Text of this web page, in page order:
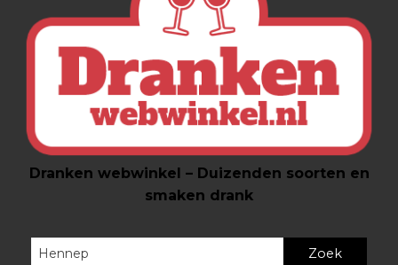
Dranken webwinkel – Duizenden soorten en
smaken drank
Zoek